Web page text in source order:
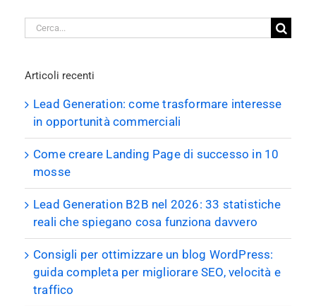
Cerca
Articoli recenti
Lead Generation: come trasformare interesse
in opportunità commerciali
Come creare Landing Page di successo in 10
mosse
Lead Generation B2B nel 2026: 33 statistiche
reali che spiegano cosa funziona davvero
Consigli per ottimizzare un blog WordPress:
guida completa per migliorare SEO, velocità e
traffico